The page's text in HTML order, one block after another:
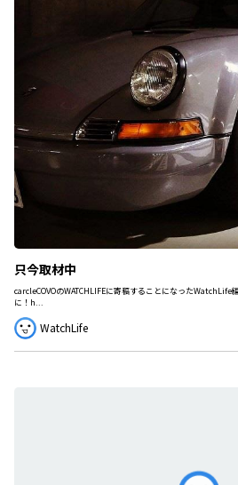
只今取材中
carcleCOVOのWATCHLIFEに寄稿することになったWatchLife
に！h...
WatchLife